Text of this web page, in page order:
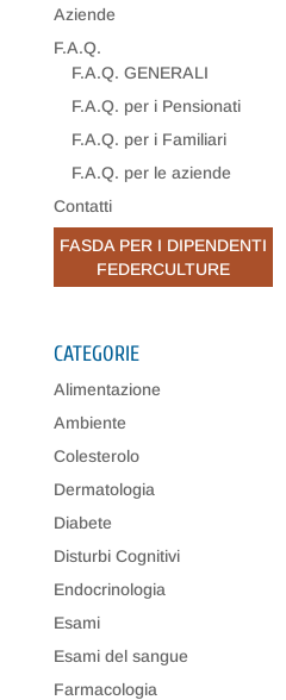
Aziende
F.A.Q.
F.A.Q. GENERALI
F.A.Q. per i Pensionati
F.A.Q. per i Familiari
F.A.Q. per le aziende
Contatti
FASDA PER I DIPENDENTI
FEDERCULTURE
CATEGORIE
Alimentazione
Ambiente
Colesterolo
Dermatologia
Diabete
Disturbi Cognitivi
Endocrinologia
Esami
Esami del sangue
Farmacologia